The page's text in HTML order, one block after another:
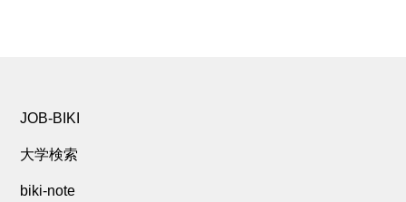
JOB-BIKI
大学検索
biki-note